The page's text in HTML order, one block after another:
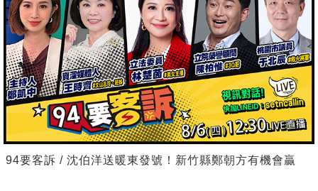
94要客訴 / 沈伯洋送暖東發號！新竹縣鄭朝方有機會贏